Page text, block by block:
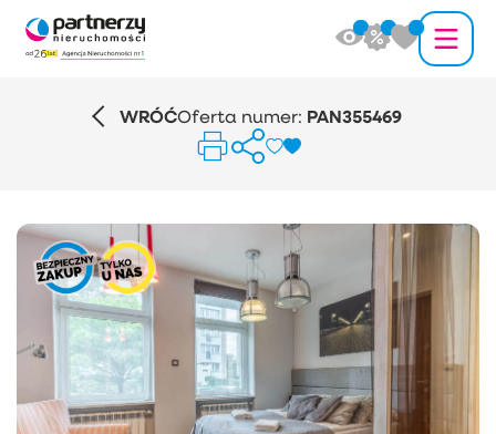
WRÓĆOferta numer: PAN355469